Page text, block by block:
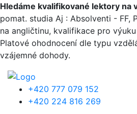
Přejít k hlavnímu obsahu
Hledáme kvalifikované lektory na
pomat. studia Aj : Absolventi - FF,
na angličtinu, kvalifikace pro
Platové ohodnocení dle typu
vzájemné dohody.
+420 777 079 152
+420 224 816 269